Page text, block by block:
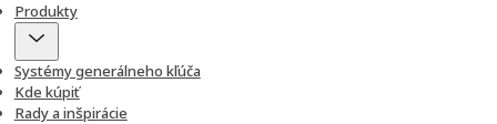
Produkty
Systémy generálneho kľúča
Kde kúpiť
Rady a inšpirácie